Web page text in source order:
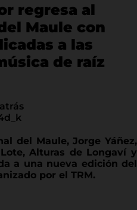
regresa al
Maule con
a las
de raíz
del Maule, Jorge Yáñez,
Alturas de Longaví y
a una nueva edición del
por el TRM.